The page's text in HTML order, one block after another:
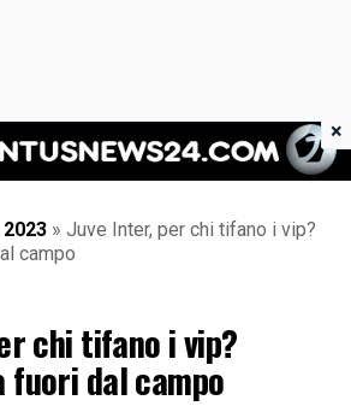
Juventus News 24
2023 » Juve Inter, per chi tifano i vip?
campo
chi tifano i vip?
fuori dal campo
×